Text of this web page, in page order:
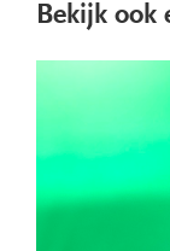
Bekijk ook